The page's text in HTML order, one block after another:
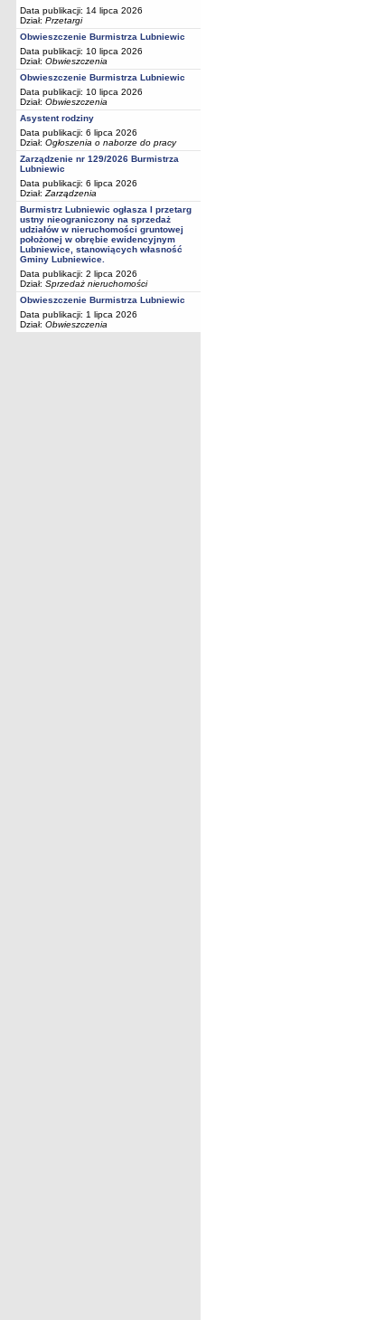
Data publikacji: 14 lipca 2026
Dział: Przetargi
Obwieszczenie Burmistrza Lubniewic
Data publikacji: 10 lipca 2026
Dział: Obwieszczenia
Obwieszczenie Burmistrza Lubniewic
Data publikacji: 10 lipca 2026
Dział: Obwieszczenia
Asystent rodziny
Data publikacji: 6 lipca 2026
Dział: Ogłoszenia o naborze do pracy
Zarządzenie nr 129/2026 Burmistrza
Lubniewic
Data publikacji: 6 lipca 2026
Dział: Zarządzenia
Burmistrz Lubniewic ogłasza I przetarg
ustny nieograniczony na sprzedaż
udziałów w nieruchomości gruntowej
położonej w obrębie ewidencyjnym
Lubniewice, stanowiących własność
Gminy Lubniewice.
Data publikacji: 2 lipca 2026
Dział: Sprzedaż nieruchomości
Obwieszczenie Burmistrza Lubniewic
Data publikacji: 1 lipca 2026
Dział: Obwieszczenia